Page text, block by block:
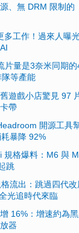
、無 DRM 限制的
多工作！過來人曝
片量是3奈米同期
等產能
遊戲小店驚見 97
帶
開源工具
暴降 92%
規格爆料：M6 與
跳
流出：跳過四代
光追時代來臨
16%：增速約為
器